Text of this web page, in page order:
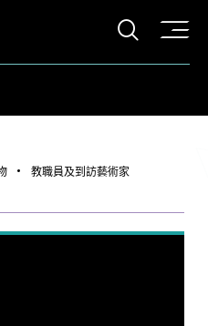
打開
教職員及到訪藝術家